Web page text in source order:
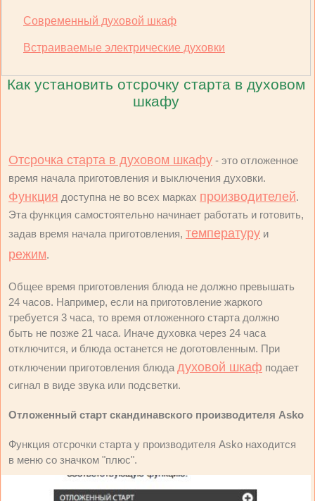
Современный духовой шкаф
Встраиваемые электрические духовки
Как установить отсрочку старта в духовом
шкафу
Отсрочка старта в духовом шкафу - это отложенное
время начала приготовления и выключения духовки.
Функция доступна не во всех марках производителей.
Эта функция самостоятельно начинает работать и готовить,
задав время начала приготовления, температуру и
режим.
Общее время приготовления блюда не должно превышать
24 часов. Например, если на приготовление жаркого
требуется 3 часа, то время отложенного старта должно
быть не позже 21 часа. Иначе духовка через 24 часа
отключится, и блюда останется не доготовленным. При
отключении приготовления блюда духовой шкаф подает
сигнал в виде звука или подсветки.
Отложенный старт скандинавского производителя Asko
Функция отсрочки старта у производителя Asko находится
в меню со значком "плюс".